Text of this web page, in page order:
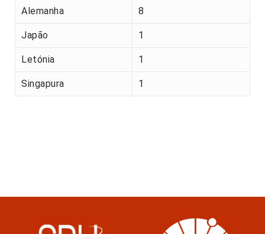
Alemanha 8
Japão 1
Letónia 1
Singapura 1